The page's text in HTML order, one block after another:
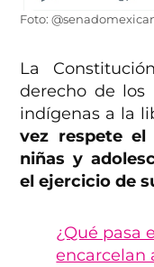
Foto:
La
derecho de los
indígenas a la
vez respete el
niñas y
el ejercicio de
¿Qué pasa
encarcelan